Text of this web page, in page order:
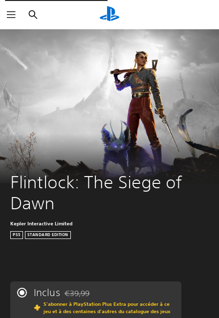
Rechercher
Flintlock: The Siege of
Dawn
Kepler Interactive Limited
PS5 STANDARD EDITION
Inclus Remise par rapport au prix d'origine de €39,99
€39,99
S'abonner à PlayStation Plus Extra pour accéder à ce
jeu et à des centaines d'autres du catalogue des jeux